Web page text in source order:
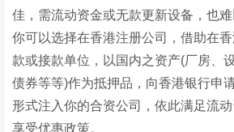
佳，需流动资金或无款更新设备，也难
你可以选择在香港注册公司，借助在
款或接款单位，以国内之资产(厂房、
债券等等)作为抵押品，向香港银行申
形式注入你的合资公司，依此满足流
享受优惠政策。